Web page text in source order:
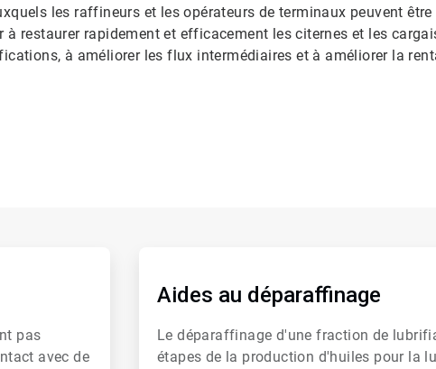
les raffineurs et les opérateurs de terminaux peuvent
à restaurer rapidement et efficacement les citernes et les
à améliorer les flux intermédiaires et à améliorer la
pas
avec de
Aides au déparaffinage
Le déparaffinage d'une fraction de
étapes de la production d'huiles pour la